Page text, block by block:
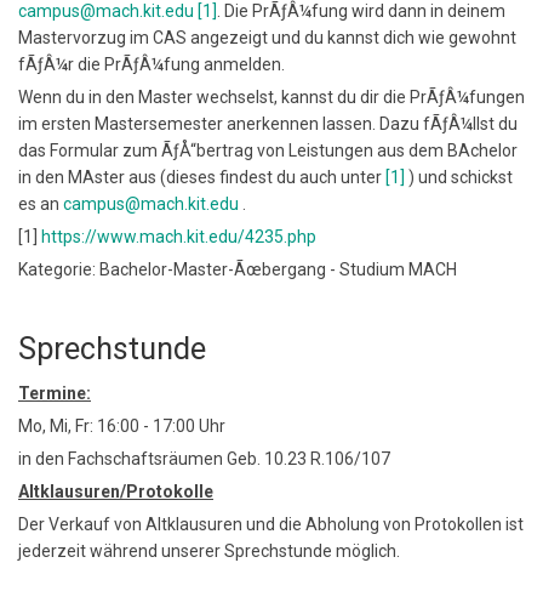
campus@mach.kit.edu [1]
. Die PrÃƒÂ¼fung wird dann in deinem
Mastervorzug im CAS angezeigt und du kannst dich wie gewohnt
fÃƒÂ¼r die PrÃƒÂ¼fung anmelden.
Wenn du in den Master wechselst, kannst du dir die PrÃƒÂ¼fungen
im ersten Mastersemester anerkennen lassen. Dazu fÃƒÂ¼llst du
das Formular zum ÃƒÅ“bertrag von Leistungen aus dem BAchelor
in den MAster aus (dieses findest du auch unter [1] ) und schickst
es an campus@mach.kit.edu
[1]
https://www.mach.kit.edu/4235.php
Kategorie: Bachelor-Master-Ãœbergang - Studium MACH
Sprechstunde
Termine:
Mo, Mi, Fr: 16:00 - 17:00 Uhr
in den Fachschaftsräumen Geb. 10.23 R.106/107
Altklausuren/Protokolle
Der Verkauf von Altklausuren und die Abholung von Protokollen ist
jederzeit während unserer Sprechstunde möglich.